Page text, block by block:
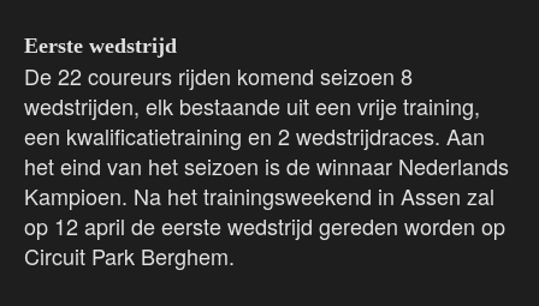
Eerste wedstrijd
De 22 coureurs rijden komend seizoen 8
wedstrijden, elk bestaande uit een vrije training,
een kwalificatietraining en 2 wedstrijdraces. Aan
het eind van het seizoen is de winnaar Nederlands
Kampioen. Na het trainingsweekend in Assen zal
op 12 april de eerste wedstrijd gereden worden op
Circuit Park Berghem.